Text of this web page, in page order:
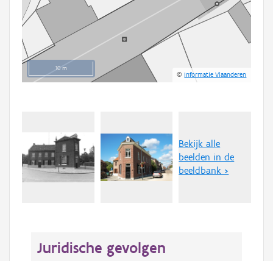
10 m
©Informatie Vlaanderen
Bekijk alle
beelden in de
beeldbank >
Juridische gevolgen